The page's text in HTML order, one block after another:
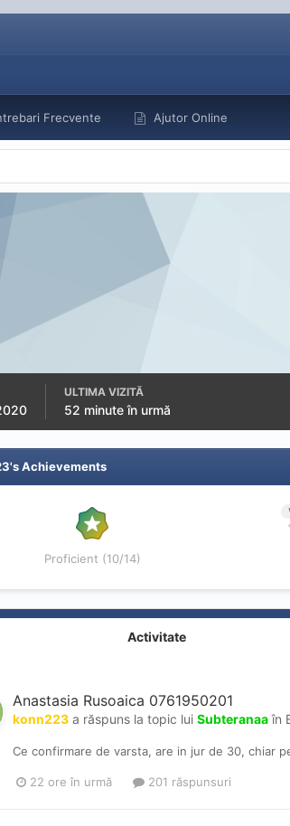
Frecvente Ajutor Online
ULTIMA VIZITĂ
52 minute în urmă
Achievements
Proficient (10/14)
Activitate
Anastasia Rusoaica 0761950201
konn223 a răspuns la topic lui Subteranaaîn
Ce confirmare de varsta, are in jur de 30, chiar
22 ore în urmă 201 răspunsuri